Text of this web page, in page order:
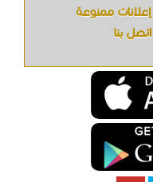
إعلانات ممنوعة
اتصل بنا